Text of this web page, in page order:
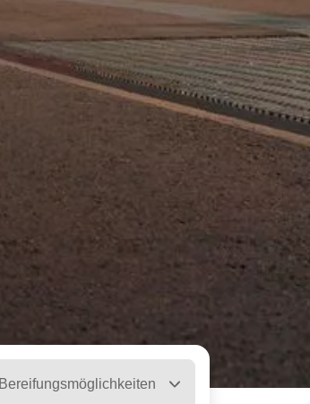
Bereifungsmöglichkeiten